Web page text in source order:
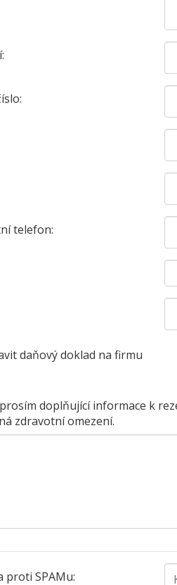
telefon:
daňový doklad na firmu
doplňující informace k
zdravotní omezení.
proti SPAMu: